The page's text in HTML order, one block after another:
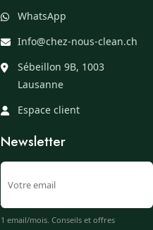
WhatsApp
Info@chez-nous-clean.ch
Sébeillon 9B, 1003
Lausanne
Espace client
Newsletter
1 email/mois. Conseils et offres